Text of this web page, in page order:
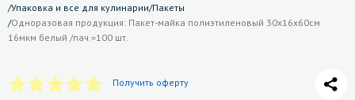
/Упаковка и все для кулинарии/Пакеты
/Одноразовая продукция: Пакет-майка полиэтиленовый 30х16х60см
16мкм белый /пач.=100 шт.
Получить оферту